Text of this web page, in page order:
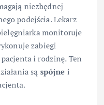
niezbędnej
podejścia. Lekarz
monitoruje
zabiegi
i rodzinę. Ten
są spójne i